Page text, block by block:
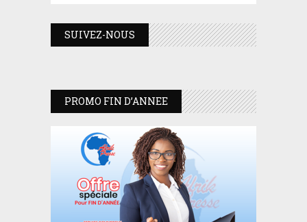
SUIVEZ-NOUS
PROMO FIN D’ANNEE